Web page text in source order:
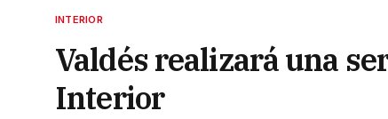
INTERIOR
Valdés realizará una
Interior